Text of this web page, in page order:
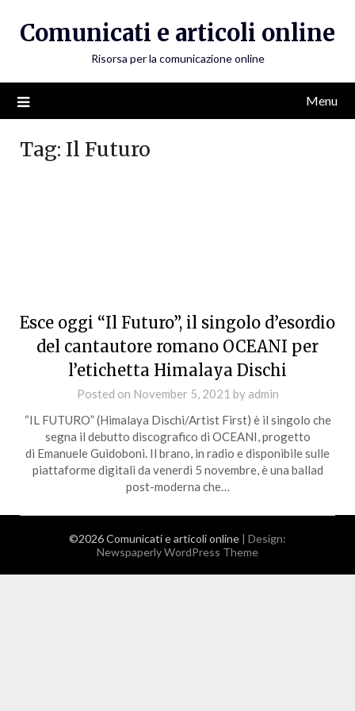
Comunicati e articoli online
Risorsa per la comunicazione online
Menu
Tag: Il Futuro
Esce oggi “Il Futuro”, il singolo d’esordio
del cantautore romano OCEANI per
l’etichetta Himalaya Dischi
Posted on November 5, 2021 by admin
“IL FUTURO” (Himalaya Dischi/Artist First) è il singolo che
segna il debutto discografico di OCEANI, progetto
di Emanuele Guidoboni. Il brano, in radio e disponibile sulle
piattaforme digitali da venerdì 5 novembre, è una ballad
post-moderna che…
©2026 Comunicati e articoli online | Design:
Newspaperly WordPress Theme